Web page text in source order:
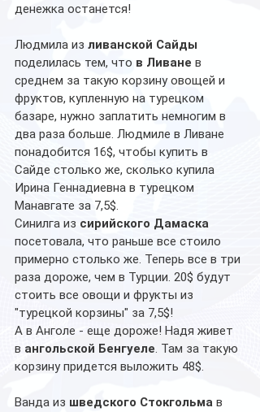
денежка останется!
Людмила из ливанской Сайды
поделилась тем, что в Ливане в
среднем за такую корзину овощей и
фруктов, купленную на турецком
базаре, нужно заплатить немногим в
два раза больше. Людмиле в Ливане
понадобится 16$, чтобы купить в
Сайде столько же, сколько купила
Ирина Геннадиевна в турецком
Манавгате за 7,5$.
Синилга из сирийского Дамаска
посетовала, что раньше все стоило
примерно столько же. Теперь все в три
раза дороже, чем в Турции. 20$ будут
стоить все овощи и фрукты из
"турецкой корзины" за 7,5$!
А в Анголе - еще дороже! Надя живет
в ангольской Бенгуеле. Там за такую
корзину придется выложить 48$.
Ванда из шведского Стокгольма в